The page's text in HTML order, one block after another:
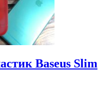
Baseus Slim